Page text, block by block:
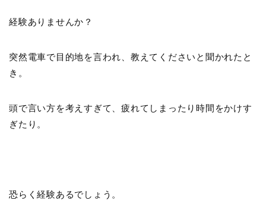
経験ありませんか？
突然電車で目的地を言われ、教えてくださいと聞かれたと
き。
頭で言い方を考えすぎて、疲れてしまったり時間をかけす
ぎたり。
恐らく経験あるでしょう。